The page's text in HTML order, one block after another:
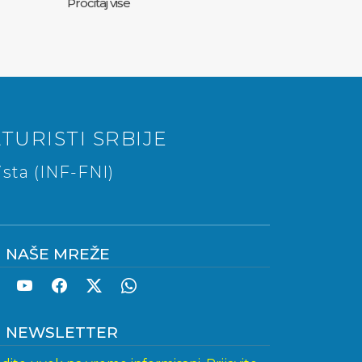
SRBIJE
(INF-FNI)
NAŠE MREŽE
NEWSLETTER